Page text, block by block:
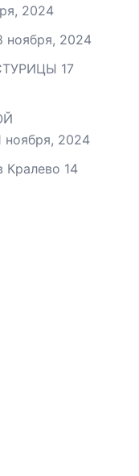
2024
ноября, 2024
17
ноября, 2024
Кралево 14